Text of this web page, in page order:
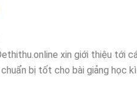
xin giới thiệu tới
bị tốt cho bài giảng học